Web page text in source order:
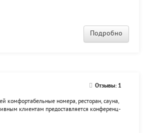
Подробно
Отзывы: 1
комфортабельные номера, ресторан, сауна,
клиентам предоставляется конференц-
Для любителей активного отдыха -